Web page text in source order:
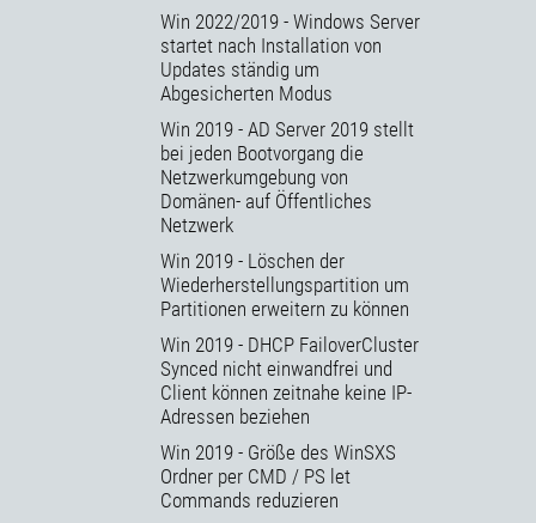
Win 2022/2019 - Windows Server
startet nach Installation von
Updates ständig um
Abgesicherten Modus
Win 2019 - AD Server 2019 stellt
bei jeden Bootvorgang die
Netzwerkumgebung von
Domänen- auf Öffentliches
Netzwerk
Win 2019 - Löschen der
Wiederherstellungspartition um
Partitionen erweitern zu können
Win 2019 - DHCP FailoverCluster
Synced nicht einwandfrei und
Client können zeitnahe keine IP-
Adressen beziehen
Win 2019 - Größe des WinSXS
Ordner per CMD / PS let
Commands reduzieren